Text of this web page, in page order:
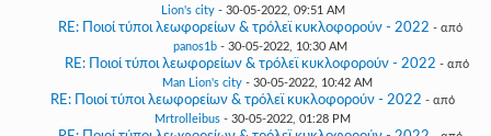
Lion's city- 30-05-2022, 09:51 AM
RE: Ποιοί τύποι λεωφορείων & τρόλεϊ κυκλοφορούν - 2022 - από
panos1b- 30-05-2022, 10:30 AM
RE: Ποιοί τύποι λεωφορείων & τρόλεϊ κυκλοφορούν - 2022 - από
Man Lion's city- 30-05-2022, 10:42 AM
RE: Ποιοί τύποι λεωφορείων & τρόλεϊ κυκλοφορούν - 2022 - από
Mrtrolleibus - 30-05-2022, 01:28 PM